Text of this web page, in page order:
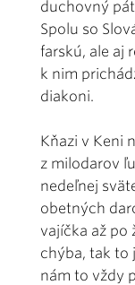
duchovný
Spolu so
farskú, ale aj
k nim
diakoni.
Kňazi v Keni
z milodarov
nedeľnej
obetných
vajíčka až po
chýba, tak to
nám to vždy